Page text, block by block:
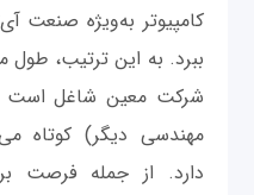
کامپیوتر به‌ویژه صنعت
ببرد. به این ترتیب،
شرکت معین شاغل است
مهندسی دیگر) کوتاه
دارد. از جمله فرصت